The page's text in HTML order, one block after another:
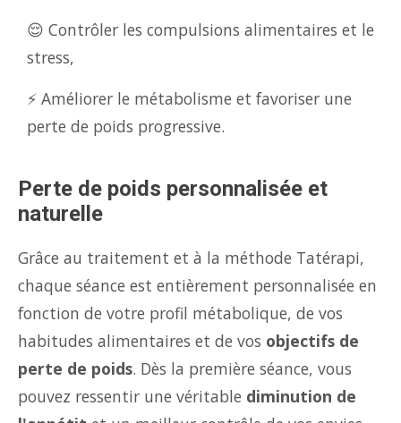
😌 Contrôler les compulsions alimentaires et le
stress,
⚡ Améliorer le métabolisme et favoriser une
perte de poids progressive.
Perte de poids personnalisée et
naturelle
Grâce au traitement et à la méthode Tatérapi,
chaque séance est entièrement personnalisée en
fonction de votre profil métabolique, de vos
habitudes alimentaires et de vos objectifs de
perte de poids. Dès la première séance, vous
pouvez ressentir une véritable diminution de